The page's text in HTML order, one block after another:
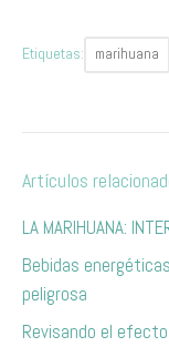
Etiquetas: marihuana
Artículos
​L​A MARIHUANA:
​Bebidas
peligrosa
Revisando el